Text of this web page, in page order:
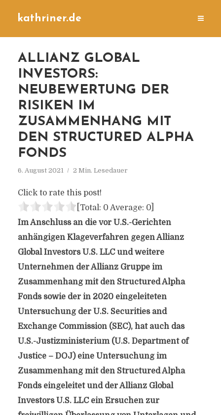
kathriner.de
ALLIANZ GLOBAL
INVESTORS:
NEUBEWERTUNG DER
RISIKEN IM
ZUSAMMENHANG MIT
DEN STRUCTURED ALPHA
FONDS
6. August 2021 2 Min. Lesedauer
Click to rate this post!
[Total: 0 Average: 0]
Im Anschluss an die vor U.S.-Gerichten
anhängigen Klageverfahren gegen Allianz
Global Investors U.S. LLC und weitere
Unternehmen der Allianz Gruppe im
Zusammenhang mit den Structured Alpha
Fonds sowie der in 2020 eingeleiteten
Untersuchung der U.S. Securities and
Exchange Commission (SEC), hat auch das
U.S.-Justizministerium (U.S. Department of
Justice – DOJ) eine Untersuchung im
Zusammenhang mit den Structured Alpha
Fonds eingeleitet und der Allianz Global
Investors U.S. LLC ein Ersuchen zur